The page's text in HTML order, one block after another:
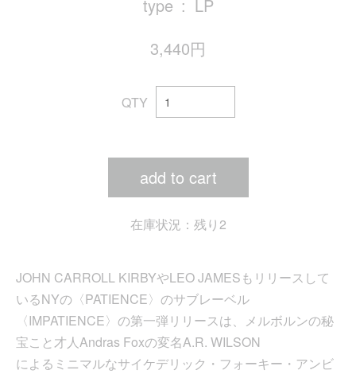
type
LP
3,440円
QTY
add to cart
在庫状況：残り2
JOHN CARROLL KIRBYやLEO JAMESもリリースして
いるNYの〈PATIENCE〉のサブレーベル
〈IMPATIENCE〉の第一弾リリースは、メルボルンの秘
宝こと才人Andras Foxの変名A.R. WILSON
によるミニマルなサイケデリック・フォーキー・アンビ